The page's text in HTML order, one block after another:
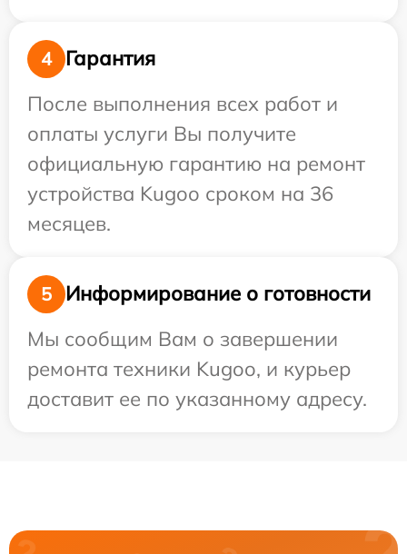
4
Гарантия
После выполнения всех работ и
оплаты услуги Вы получите
официальную гарантию на ремонт
устройства Kugoo сроком на 36
месяцев.
5
Информирование о готовности
Мы сообщим Вам о завершении
ремонта техники Kugoo, и курьер
доставит ее по указанному адресу.